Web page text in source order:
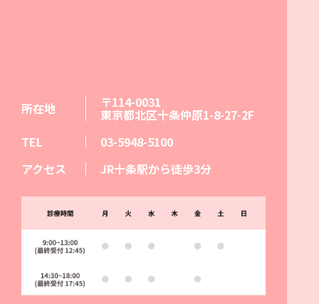
所在地 〒114-0031
東京都北区十条仲原1-8-27-2F
TEL
03-5948-5100
アクセス
JR十条駅から徒歩3分